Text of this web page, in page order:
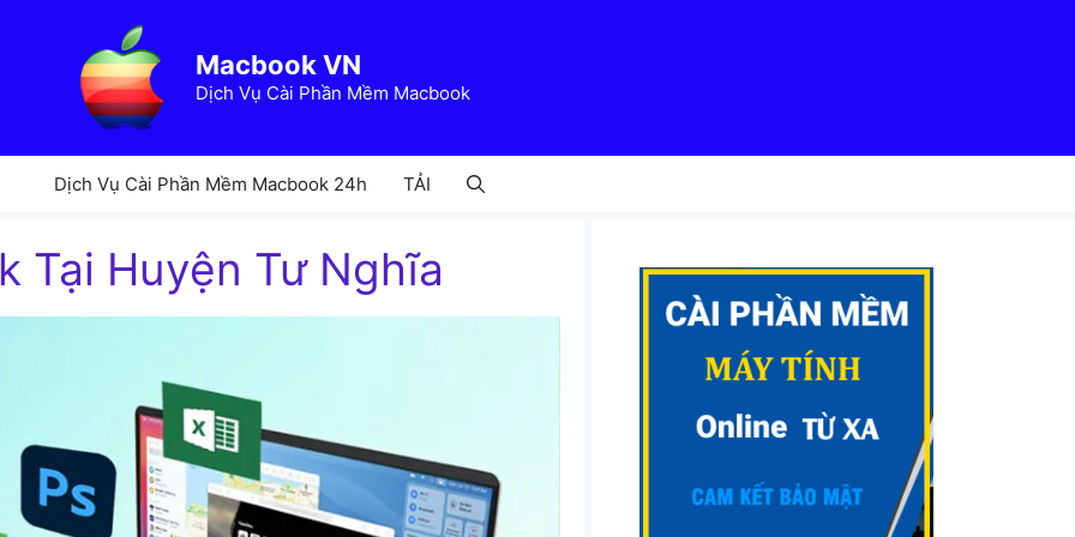
Macbook VN
Dịch Vụ Cài Phần Mềm Macbook
Dịch Vụ Cài Phần Mềm Macbook 24h TẢI
Tại Huyện Tư Nghĩa